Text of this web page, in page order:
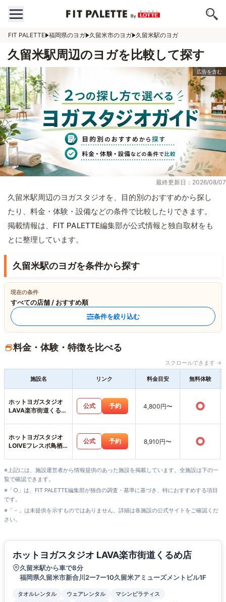
FIT PALETTE 福岡県のヨガ 久留米市のヨガ 久留米駅のヨガ
久留米駅周辺のヨガを比較して探す
最終更新日：2026/08/07
久留米駅周辺のヨガスタジオを、目的別のおすすめから探し
たり、料金・体験・設備などの条件で比較したりできます。
掲載情報は、FIT PALETTE編集部が公式情報と独自取材をも
とに整理しています。
久留米駅のヨガを条件から探す
現在の条件
すべての店舗 / おすすめ順
条件を絞り込む
料金・体験・特徴を比べる
スクロールできます →
施設名 リンク 料金目安 無料体験
ホットヨガスタジオ
LAVA楽市街道くるめ
公式 予約 4,800円〜 ○
ホットヨガスタジオ
LOIVEフレスポ鳥栖
公式 予約 8,910円〜 ○
※上記には、施設運営者から情報提供のあった施設を掲載しています。全施設は下の一
覧で確認できます。
※「○」は、FIT PALETTE編集部が独自の調査・基準に基づき、特におすすめする項目
です。
※「－」は未提供を示すものではありません。詳細は各施設の公式サイトをご確認くだ
さい。
ホットヨガスタジオ LAVA楽市街道くるめ店
久留米駅から車で8分
福岡県久留米市新合川2ー7ー10久留米アミューズメントビル1F
タオルレンタル ウェアレンタル
マシンピラティス